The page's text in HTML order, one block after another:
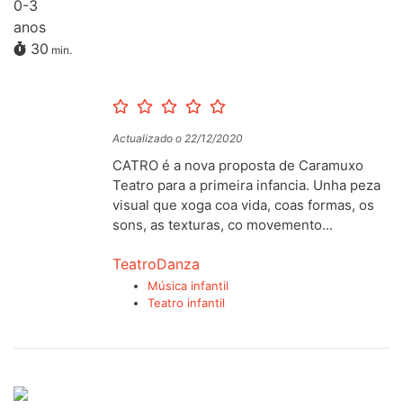
0-3
anos
30 min.
Actualizado o 22/12/2020
CATRO é a nova proposta de Caramuxo
Teatro para a primeira infancia. Unha peza
visual que xoga coa vida, coas formas, os
sons, as texturas, co movemento...
TeatroDanza
Música infantil
Teatro infantil